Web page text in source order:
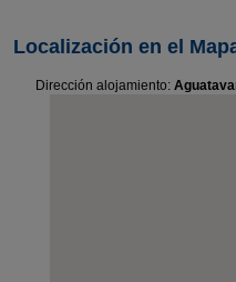
Localización en el
Dirección alojamiento: